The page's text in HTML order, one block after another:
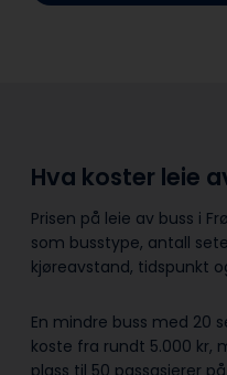
Hva koster leie
Prisen på leie av buss i
som busstype, antall
kjøreavstand, tidspunkt
En mindre buss med 20
koste fra rundt 5.000 kr,
plass til 50 passasjerer